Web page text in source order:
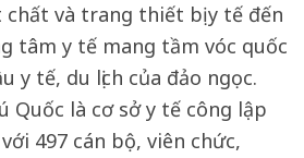
chất và trang thiết bị y tế đến
tâm y tế mang tầm vóc quốc
y tế, du lịch của đảo ngọc.
Quốc là cơ sở y tế công lập
497 cán bộ, viên chức,